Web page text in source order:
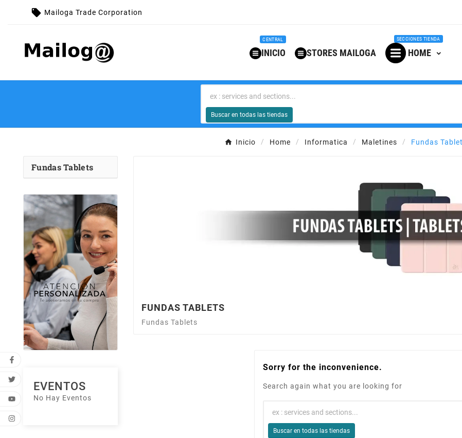
 Mailoga Trade Corporation
INICIO
CENTRAL
STORES MAILOGA HOME
SECCIONES TIENDA
Buscar en todas las tiendas
Inicio Home Informatica Maletines Fundas
Fundas Tablets
EVENTOS
No Hay Eventos
FUNDAS TABLETS
Fundas Tablets
Sorry for the inconvenience.
Search again what you are looking for
Buscar en todas las tiendas